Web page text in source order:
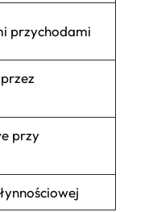
przychodami
przy